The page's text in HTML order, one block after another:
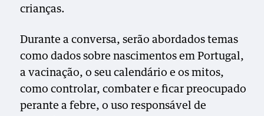
crianças.
Durante a conversa, serão abordados temas
como dados sobre nascimentos em Portugal,
a vacinação, o seu calendário e os mitos,
como controlar, combater e ficar preocupado
perante a febre, o uso responsável de